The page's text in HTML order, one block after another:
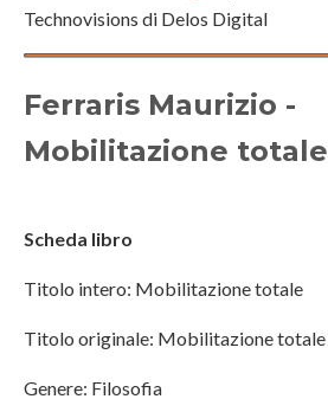
Technovisions di Delos Digital
Ferraris Maurizio -
Mobilitazione totale
Scheda libro
Titolo intero: Mobilitazione totale
Titolo originale: Mobilitazione totale
Genere: Filosofia